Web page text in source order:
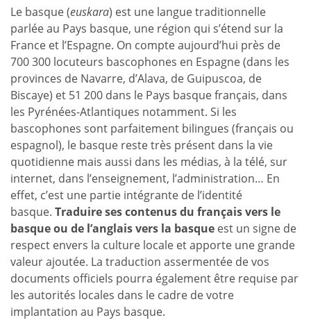
Le basque (euskara) est une langue traditionnelle
parlée au Pays basque, une région qui s’étend sur la
France et l’Espagne. On compte aujourd’hui près de
700 300 locuteurs bascophones en Espagne (dans les
provinces de Navarre, d’Alava, de Guipuscoa, de
Biscaye) et 51 200 dans le Pays basque français, dans
les Pyrénées-Atlantiques notamment. Si les
bascophones sont parfaitement bilingues (français ou
espagnol), le basque reste très présent dans la vie
quotidienne mais aussi dans les médias, à la télé, sur
internet, dans l’enseignement, l’administration… En
effet, c’est une partie intégrante de l’identité
basque. Traduire ses contenus du français vers le
basque ou de l’anglais vers la basque est un signe de
respect envers la culture locale et apporte une grande
valeur ajoutée. La traduction assermentée de vos
documents officiels pourra également être requise par
les autorités locales dans le cadre de votre
implantation au Pays basque.